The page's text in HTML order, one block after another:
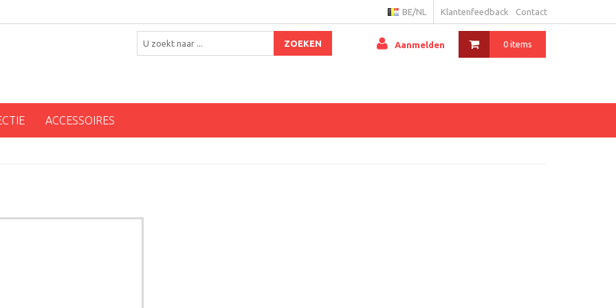
Klantenfeedback Contact
BE/NL
0 items
Aanmelden
ZOEKEN
ACCESSOIRES